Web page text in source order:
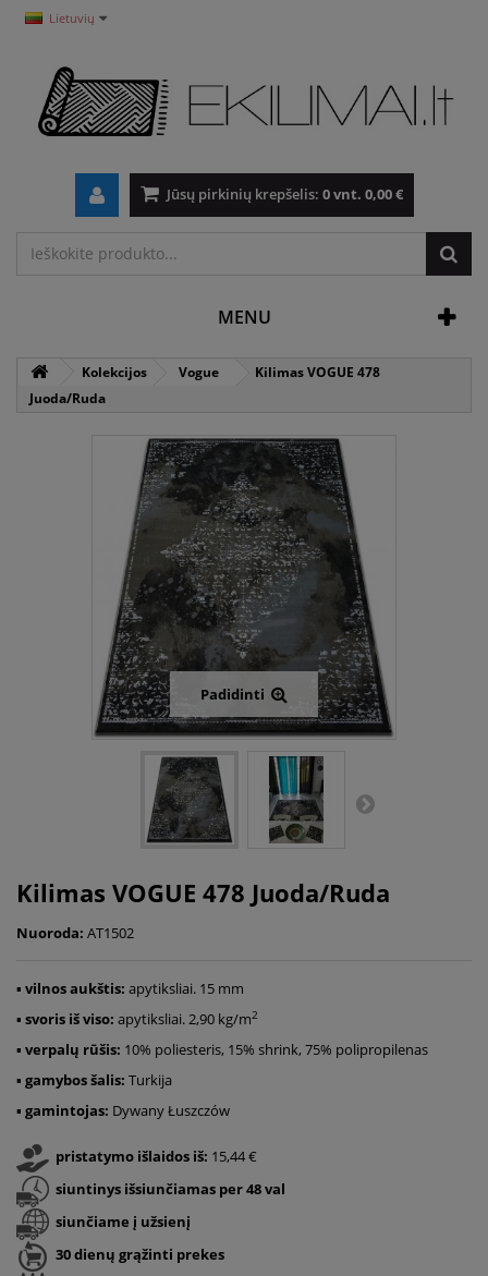
Lietuvių
Jūsų pirkinių krepšelis: 0vnt. 0,00 €
MENU
Kolekcijos Vogue
Kilimas VOGUE 478
Juoda/Ruda
Padidinti
Kilimas VOGUE 478 Juoda/Ruda
Nuoroda: AT1502
▪ vilnos aukštis: apytiksliai. 15 mm
▪ svoris iš viso: apytiksliai. 2,90 kg/m2
▪ verpalų rūšis: 10% poliesteris, 15% shrink, 75% polipropilenas
▪ gamybos šalis: Turkija
▪ gamintojas: Dywany Łuszczów
pristatymo išlaidos iš: 15,44 €
siuntinys išsiunčiamas per 48 val
siunčiame į užsienį
30 dienų grąžinti prekes